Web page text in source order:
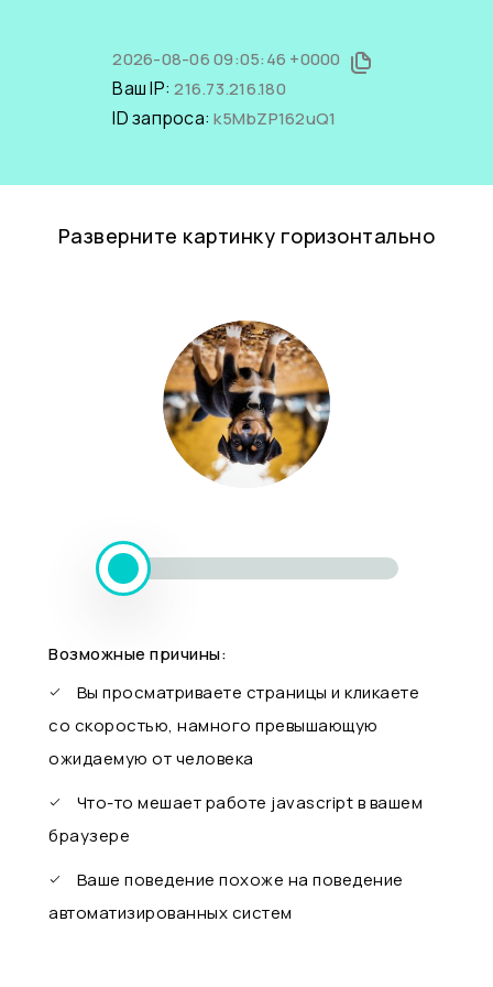
2026-08-06 09:05:46 +0000
Ваш IP:216.73.216.180
ID запроса:k5MbZP162uQ1
Разверните картинку горизонтально
Возможные причины:
Вы просматриваете страницы и кликаете
со скоростью, намного превышающую
ожидаемую от человека
Что-то мешает работе javascript в вашем
браузере
Ваше поведение похоже на поведение
автоматизированных систем